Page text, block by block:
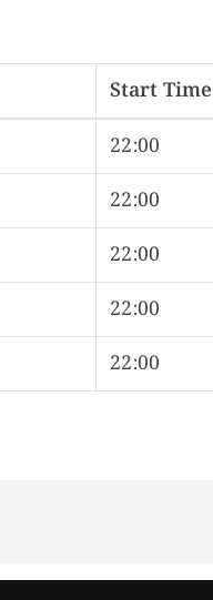
Start Time
22:00
22:00
22:00
22:00
22:00